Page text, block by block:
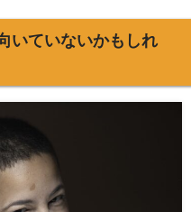
いていないかもしれ